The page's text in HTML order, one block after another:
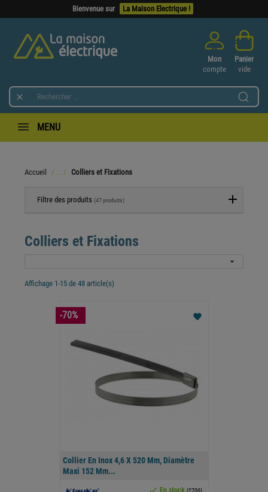
Bienvenue sur La Maison Electrique !

Mon
compte
Panier
vide
MENU
Accueil Colliers et Fixations
Filtre des produits (47 produits)
Colliers et Fixations

Affichage 1-15 de 48 article(s)
Collier En Inox 4,6 X 520 Mm, Diamètre
Maxi 152 Mm...
En stock (2700)
favorite
-70%